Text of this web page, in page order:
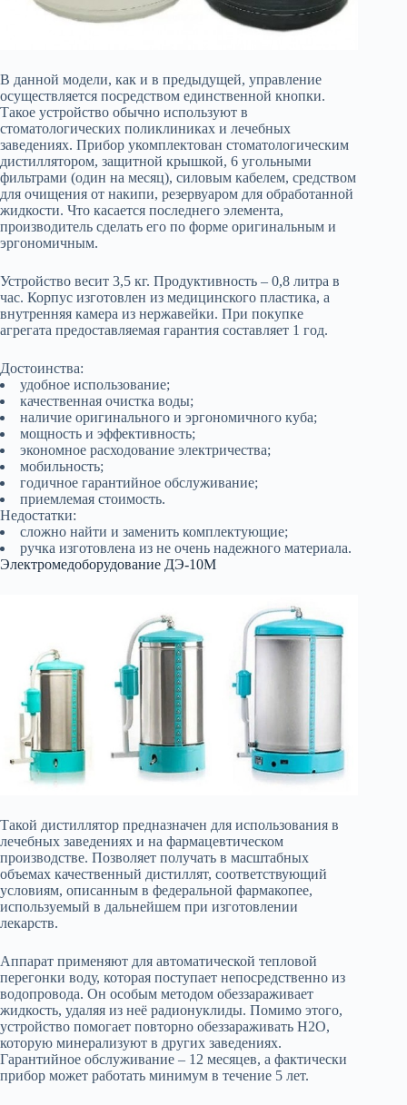
В данной модели, как и в предыдущей, управление
осуществляется посредством единственной кнопки.
Такое устройство обычно используют в
стоматологических поликлиниках и лечебных
заведениях. Прибор укомплектован стоматологическим
дистиллятором, защитной крышкой, 6 угольными
фильтрами (один на месяц), силовым кабелем, средством
для очищения от накипи, резервуаром для обработанной
жидкости. Что касается последнего элемента,
производитель сделать его по форме оригинальным и
эргономичным.
Устройство весит 3,5 кг. Продуктивность – 0,8 литра в
час. Корпус изготовлен из медицинского пластика, а
внутренняя камера из нержавейки. При покупке
агрегата предоставляемая гарантия составляет 1 год.
Достоинства:
удобное использование;
качественная очистка воды;
наличие оригинального и эргономичного куба;
мощность и эффективность;
экономное расходование электричества;
мобильность;
годичное гарантийное обслуживание;
приемлемая стоимость.
Недостатки:
сложно найти и заменить комплектующие;
ручка изготовлена из не очень надежного материала.
Электромедоборудование ДЭ-10М
Такой дистиллятор предназначен для использования в
лечебных заведениях и на фармацевтическом
производстве. Позволяет получать в масштабных
объемах качественный дистиллят, соответствующий
условиям, описанным в федеральной фармакопее,
используемый в дальнейшем при изготовлении
лекарств.
Аппарат применяют для автоматической тепловой
перегонки воду, которая поступает непосредственно из
водопровода. Он особым методом обеззараживает
жидкость, удаляя из неё радионуклиды. Помимо этого,
устройство помогает повторно обеззараживать H2O,
которую минерализуют в других заведениях.
Гарантийное обслуживание – 12 месяцев, а фактически
прибор может работать минимум в течение 5 лет.